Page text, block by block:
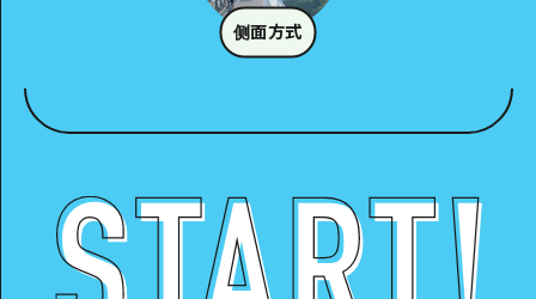
侧面方式